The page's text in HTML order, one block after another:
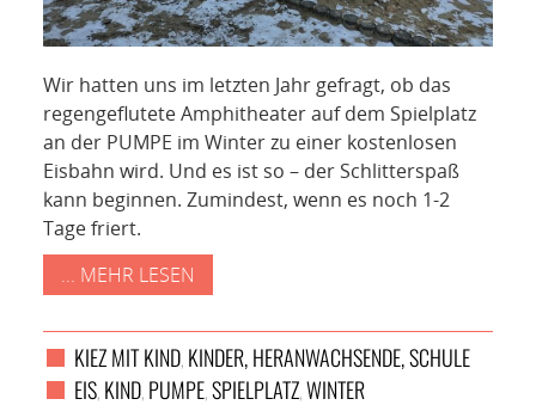
Wir hatten uns im letzten Jahr gefragt, ob das
regengeflutete Amphitheater auf dem Spielplatz
an der PUMPE im Winter zu einer kostenlosen
Eisbahn wird. Und es ist so – der Schlitterspaß
kann beginnen. Zumindest, wenn es noch 1-2
Tage friert.
... MEHR LESEN
KIEZ MIT KIND, KINDER, HERANWACHSENDE, SCHULE
EIS, KIND, PUMPE,SPIELPLATZ,WINTER